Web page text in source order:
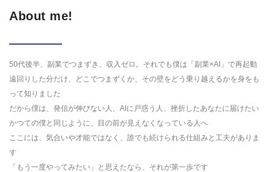
About me!
50代後半、副業でつまずき、収入ゼロ。それでも僕は「副業×AI」で再起動
遠回りした分だけ、どこでつまずくか、その壁をどう乗り越えるかを身をも
って知りました
だから僕は、発信が伸びない人、AIに戸惑う人、挫折したあなたに届けたい
かつての僕と同じように、目の前が見えなくなっている人へ
ここには、気合いや才能ではなく、誰でも続けられる仕組みと工夫がありま
す
「もう一度やってみたい」と思えたなら、それが第一歩です